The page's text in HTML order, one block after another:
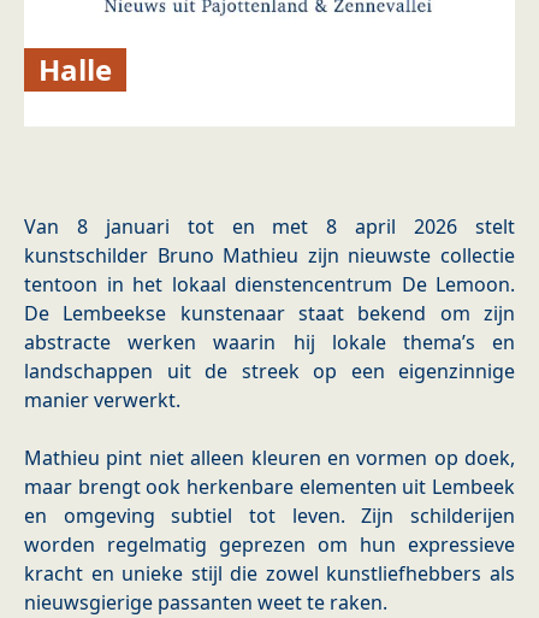
Halle
Van 8 januari tot en met 8 april 2026 stelt
kunstschilder Bruno Mathieu zijn nieuwste collectie
tentoon in het lokaal dienstencentrum De Lemoon.
De Lembeekse kunstenaar staat bekend om zijn
abstracte werken waarin hij lokale thema’s en
landschappen uit de streek op een eigenzinnige
manier verwerkt.
Mathieu pint niet alleen kleuren en vormen op doek,
maar brengt ook herkenbare elementen uit Lembeek
en omgeving subtiel tot leven. Zijn schilderijen
worden regelmatig geprezen om hun expressieve
kracht en unieke stijl die zowel kunstliefhebbers als
nieuwsgierige passanten weet te raken.